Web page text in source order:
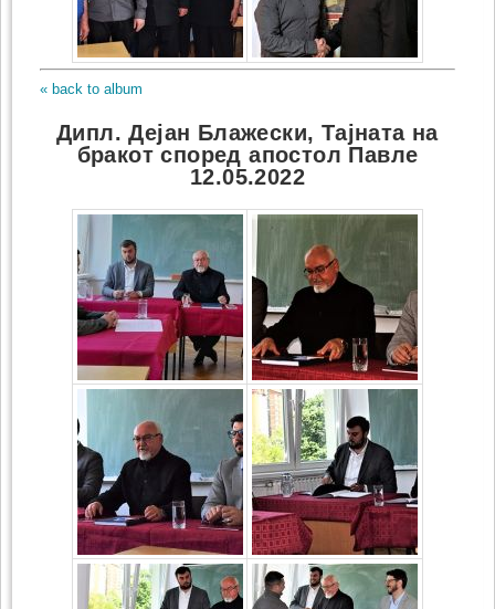
« back to album
Дипл. Дејан Блажески, Тајната на
бракот според апостол Павле
12.05.2022